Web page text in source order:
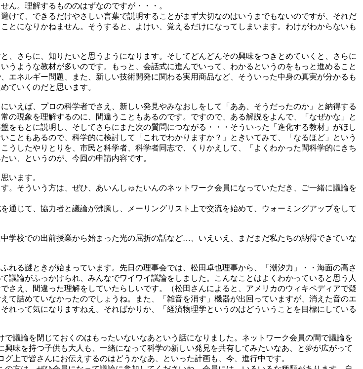
ん。理解するもののはずなのですが・・・。
けて、できるだけやさしい言葉で説明することがまず大切なのはいうまでもないのですが、それだ
とになりかねません。そうすると、よけい、覚えるだけになってしまいます。わけがわからないも
、さらに、知りたいと思うようになります。そしてどんどんその興味をつきとめていくと、さらに
うような教材が多いのです。もっと、会話式に進んでいって、わかるというのをもっと進めること
エネルギー問題、また、新しい技術開発に関わる実用商品など、そういった中身の真実が分かるも
ていくのだと思います。
いえば、プロの科学者でさえ、新しい発見やみなおしをして「ああ、そうだったのか」と納得する
の現象を理解するのに、間違うこともあるのです。ですので、ある解説をよんで、「なぜかな」と
をもとに説明し、そしてさらにまた次の質問につながる・・・そういった「進化する教材」がほし
こともあるので、科学的に検討して「これでわかりますか？」ときいてみて、「なるほど」という
うしたやりとりを、市民と科学者、科学者同志で、くりかえして、「よくわかった間科学的にきち
い、というのが、今回の申請内容です。
います。
。そういう方は、ぜひ、あいんしゅたいんのネットワーク会員になっていただき、ご一緒に議論を
通じて、協力者と議論が沸騰し、メーリングリスト上で交流を始めて、ウォーミングアップをして
学校での出前授業から始まった光の屈折の話など…、いえいえ、まだまだ私たちの納得できていな
れる謎ときが始まっています。先日の理事会では、松田卓也理事から、「潮汐力」・・海面の高さ
議論がふっかけられ、みんなでワイワイ議論をしました。こんなことはよくわかっていると思う人
さえ、間違った理解をしていたらしいです。（松田さんによると、アメリカのウィキペディアで疑
て詰めていなかったのでしょうね。また、「雑音を消す」機器が出回っていますが、消えた音のエ
れって気になりますねえ。そればかりか、「経済物理学というのはどういうことを目標にしている
議論を閉じておくのはもったいないなあという話になりました。ネットワーク会員の間で議論を
味を持つ子供も大人も、一緒になって科学の新しい発見を共有してみたいなあ、と夢が広がって
上で皆さんにお伝えするのはどうかなあ、といった計画も、今、進行中です。